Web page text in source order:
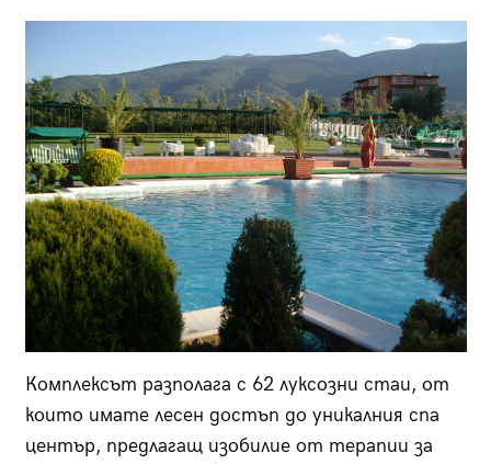
Комплексът разполага с 62 луксозни стаи, от
които имате лесен достъп до уникалния спа
център, предлагащ изобилие от терапии за